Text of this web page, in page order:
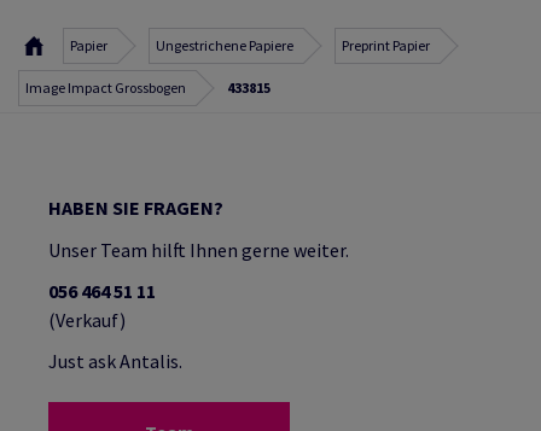
Papier Ungestrichene Papiere Preprint Papier
Image Impact Grossbogen 433815
HABEN SIE FRAGEN?
Unser Team hilft Ihnen gerne weiter.
056 464 51 11
(Verkauf)
Just ask Antalis.